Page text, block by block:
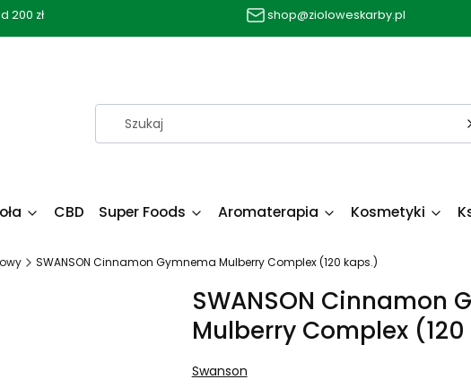
200 zł shop@zioloweskarby.pl
CBD Super Foods Aromaterapia Kosmetyki
SWANSON Cinnamon Gymnema Mulberry Complex (120 kaps.)
SWANSON Cinnamon
Mulberry Complex
Swanson